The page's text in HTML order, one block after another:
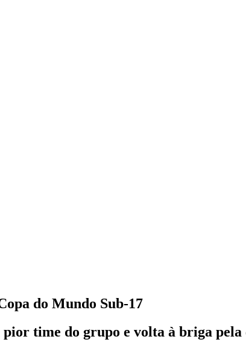
do Mundo Sub-17
time do grupo e volta à briga pela